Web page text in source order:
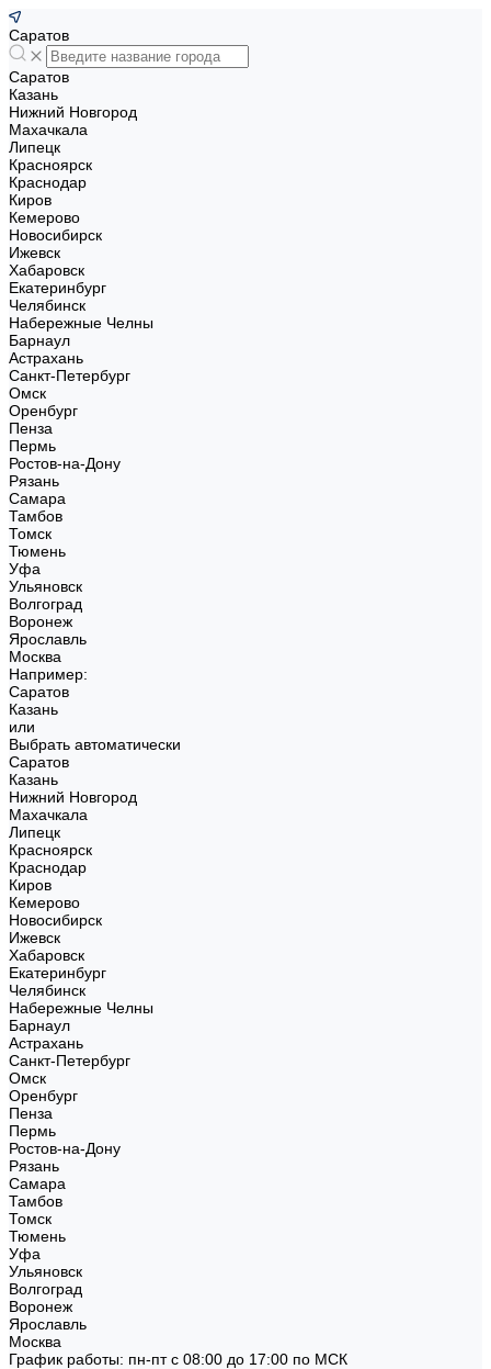
Саратов
Саратов
Казань
Нижний Новгород
Махачкала
Липецк
Красноярск
Краснодар
Киров
Кемерово
Новосибирск
Ижевск
Хабаровск
Екатеринбург
Челябинск
Набережные Челны
Барнаул
Астрахань
Санкт-Петербург
Омск
Оренбург
Пенза
Пермь
Ростов-на-Дону
Рязань
Самара
Тамбов
Томск
Тюмень
Уфа
Ульяновск
Волгоград
Воронеж
Ярославль
Москва
Например:
Саратов
Казань
или
Выбрать автоматически
Саратов
Казань
Нижний Новгород
Махачкала
Липецк
Красноярск
Краснодар
Киров
Кемерово
Новосибирск
Ижевск
Хабаровск
Екатеринбург
Челябинск
Набережные Челны
Барнаул
Астрахань
Санкт-Петербург
Омск
Оренбург
Пенза
Пермь
Ростов-на-Дону
Рязань
Самара
Тамбов
Томск
Тюмень
Уфа
Ульяновск
Волгоград
Воронеж
Ярославль
Москва
График работы: пн-пт с 08:00 до 17:00 по МСК